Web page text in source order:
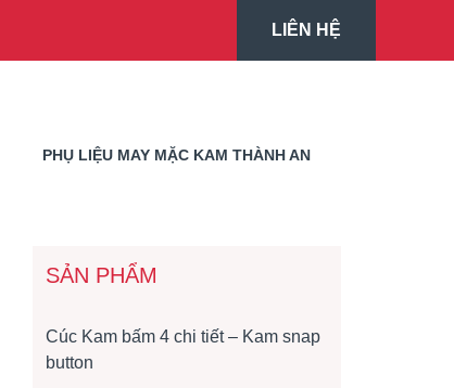
LIÊN HỆ
PHỤ LIỆU MAY MẶC KAM THÀNH AN
SẢN PHẨM
Cúc Kam bấm 4 chi tiết – Kam snap
button